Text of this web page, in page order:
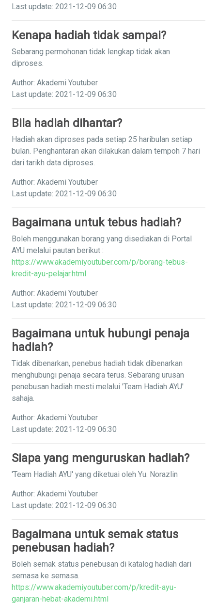
Last update: 2021-12-09 06:30
Kenapa hadiah tidak sampai?
Sebarang permohonan tidak lengkap tidak akan
diproses.
Author: Akademi Youtuber
Last update: 2021-12-09 06:30
Bila hadiah dihantar?
Hadiah akan diproses pada setiap 25 haribulan setiap
bulan. Penghantaran akan dilakukan dalam tempoh 7 hari
dari tarikh data diproses.
Author: Akademi Youtuber
Last update: 2021-12-09 06:30
Bagaimana untuk tebus hadiah?
Boleh menggunakan borang yang disediakan di Portal
AYU melalui pautan berikut :
https://www.akademiyoutuber.com/p/borang-tebus-
kredit-ayu-pelajar.html
Author: Akademi Youtuber
Last update: 2021-12-09 06:30
Bagaimana untuk hubungi penaja
hadiah?
Tidak dibenarkan, penebus hadiah tidak dibenarkan
menghubungi penaja secara terus. Sebarang urusan
penebusan hadiah mesti melalui 'Team Hadiah AYU'
sahaja.
Author: Akademi Youtuber
Last update: 2021-12-09 06:30
Siapa yang menguruskan hadiah?
'Team Hadiah AYU' yang diketuai oleh Yu. Norazlin
Author: Akademi Youtuber
Last update: 2021-12-09 06:30
Bagaimana untuk semak status
penebusan hadiah?
Boleh semak status penebusan di katalog hadiah dari
semasa ke semasa.
https://www.akademiyoutuber.com/p/kredit-ayu-
ganjaran-hebat-akademi.html